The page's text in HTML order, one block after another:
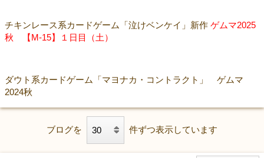
チキンレース系カードゲーム「泣けベンケイ」新作 ゲムマ2025
秋 【M-15】１日目（土）
ダウト系カードゲーム「マヨナカ・コントラクト」 ゲムマ
2024秋
ブログを 件ずつ表示しています